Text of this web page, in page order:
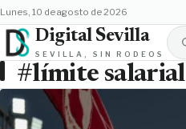
lunes, 10 de agosto de 2026
Digital Sevilla
SEVILLA, SIN RODEOS
#límite salarial